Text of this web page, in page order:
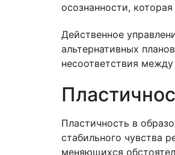
осознанности,
Действенное
альтернативных
несоответствия
Пластичность в
стабильного чувства
меняющихся